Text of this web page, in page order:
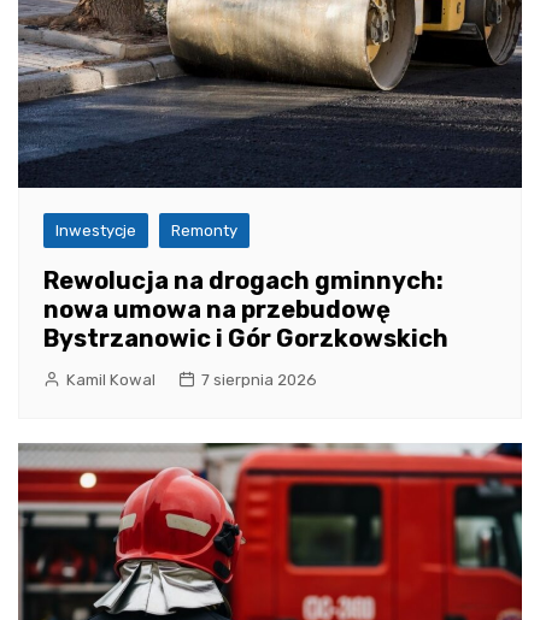
Inwestycje Remonty
Rewolucja na drogach gminnych:
nowa umowa na przebudowę
Bystrzanowic i Gór Gorzkowskich
Kamil Kowal 7 sierpnia 2026